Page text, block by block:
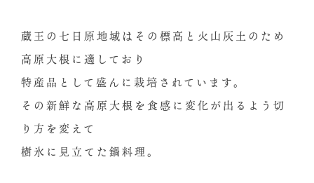
蔵王の七日原地域はその標高と火山灰土のため
高原大根に適しており
特産品として盛んに栽培されています。
その新鮮な高原大根を食感に変化が出るよう切
り方を変えて
樹氷に見立てた鍋料理。